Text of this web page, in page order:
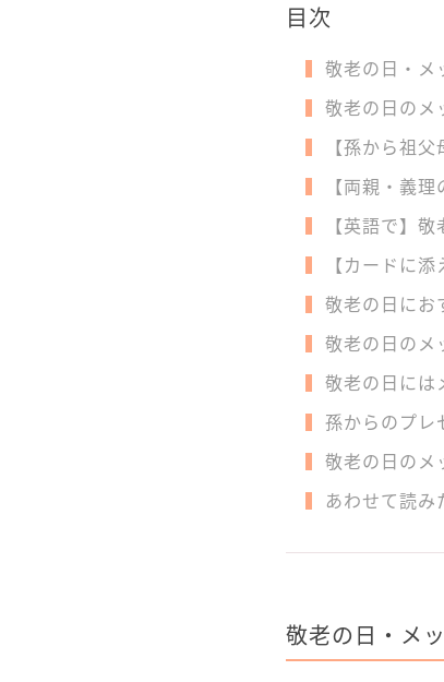
目次
敬老の日・メ
敬老の日のメ
【孫から祖
【両親・義
【英語で】
【カードに
敬老の日にお
敬老の日のメ
敬老の日には
孫からのプレ
敬老の日のメ
あわせて読み
敬老の日・メ